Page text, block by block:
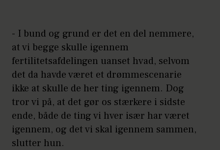
- I bund og grund er det en del nemmere,
at vi begge skulle igennem
fertilitetsafdelingen uanset hvad, selvom
det da havde været et drømmescenarie
ikke at skulle de her ting igennem. Dog
tror vi på, at det gør os stærkere i sidste
ende, både de ting vi hver især har været
igennem, og det vi skal igennem sammen,
slutter hun.